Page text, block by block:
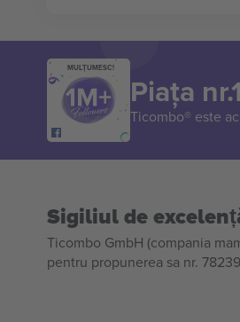
MULȚUMESC!
Piața
Ticombo® este
Sigiliul de
Ticombo GmbH (compania
pentru propunerea sa nr.